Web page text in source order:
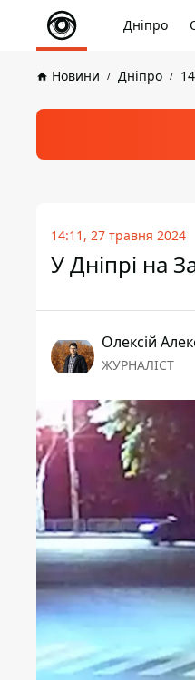
Дніпро
Новини Дніпро
14:11, 27 травня 2024
У Дніпрі на
Олексій
ЖУРНАЛІСТ